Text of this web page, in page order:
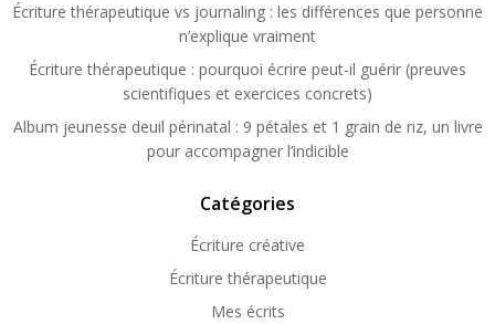
Écriture thérapeutique vs journaling : les différences que personne
n’explique vraiment
Écriture thérapeutique : pourquoi écrire peut-il guérir (preuves
scientifiques et exercices concrets)
Album jeunesse deuil périnatal : 9 pétales et 1 grain de riz, un livre
pour accompagner l’indicible
Catégories
Écriture créative
Écriture thérapeutique
Mes écrits